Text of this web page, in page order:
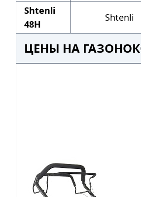
Shtenli
48H
Shtenli
ЦЕНЫ НА